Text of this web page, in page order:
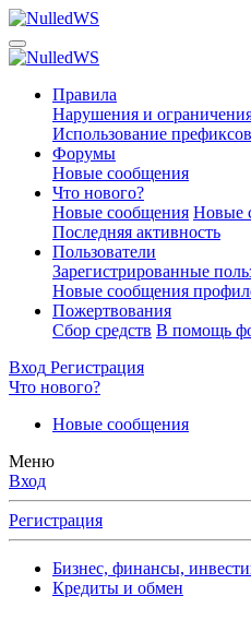
Правила
Нарушения и
Использование префиксов
Форумы
Новые сообщения
Что нового?
Новые сообщения Новые
Последняя активность
Пользователи
Зарегистрированные
Новые сообщения
Пожертвования
Сбор средств В помощь
Вход Регистрация
Что нового?
Новые сообщения
Меню
Вход
Регистрация
Бизнес, финансы,
Кредиты и обмен